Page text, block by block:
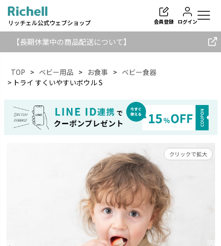
リッチェル公式ウェブショップ 会員登録 ログイン
【長期休業中の商品配送について】
TOP ベビー用品 お食事
ベビー食器
トライ すくいやすいボウル S
クリックで拡大